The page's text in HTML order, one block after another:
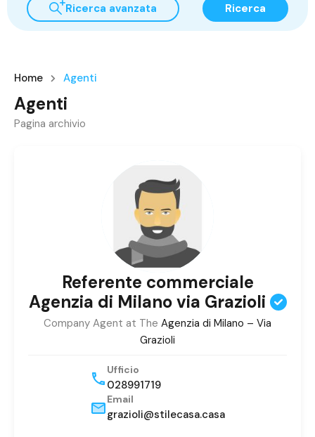
Ricerca avanzata
Ricerca
Home Agenti
Agenti
Pagina archivio
Referente commerciale
Agenzia di Milano via Grazioli
Company Agent at The Agenzia di Milano – Via
Grazioli
Ufficio
028991719
Email
grazioli@stilecasa.casa